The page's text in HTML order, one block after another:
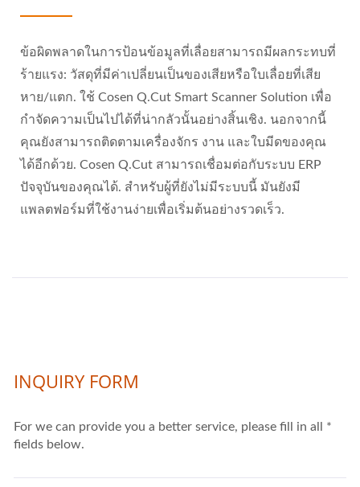
ข้อผิดพลาดในการป้อนข้อมูลที่เลื่อยสามารถมีผลกระทบที่
ร้ายแรง: วัสดุที่มีค่าเปลี่ยนเป็นของเสียหรือใบเลื่อยที่เสีย
หาย/แตก. ใช้ Cosen Q.Cut Smart Scanner Solution เพื่อ
กำจัดความเป็นไปได้ที่น่ากลัวนั้นอย่างสิ้นเชิง. นอกจากนี้
คุณยังสามารถติดตามเครื่องจักร งาน และใบมีดของคุณ
ได้อีกด้วย. Cosen Q.Cut สามารถเชื่อมต่อกับระบบ ERP
ปัจจุบันของคุณได้. สำหรับผู้ที่ยังไม่มีระบบนี้ มันยังมี
แพลตฟอร์มที่ใช้งานง่ายเพื่อเริ่มต้นอย่างรวดเร็ว.